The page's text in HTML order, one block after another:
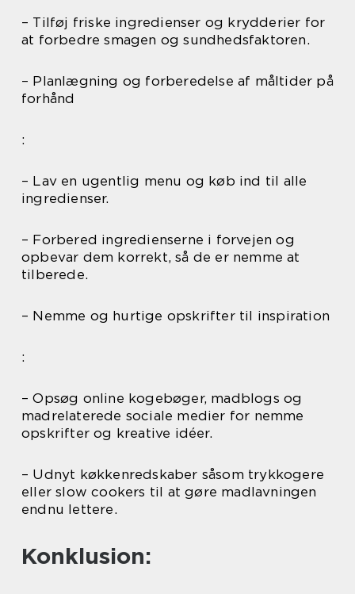
– Tilføj friske ingredienser og krydderier for
at forbedre smagen og sundhedsfaktoren.
– Planlægning og forberedelse af måltider på
forhånd
:
– Lav en ugentlig menu og køb ind til alle
ingredienser.
– Forbered ingredienserne i forvejen og
opbevar dem korrekt, så de er nemme at
tilberede.
– Nemme og hurtige opskrifter til inspiration
:
– Opsøg online kogebøger, madblogs og
madrelaterede sociale medier for nemme
opskrifter og kreative idéer.
– Udnyt køkkenredskaber såsom trykkogere
eller slow cookers til at gøre madlavningen
endnu lettere.
Konklusion: